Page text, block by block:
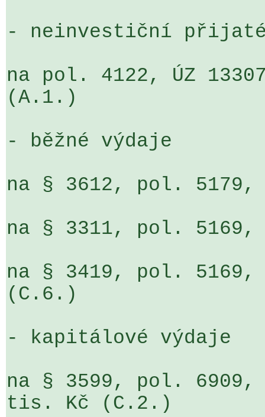
- neinvestiční
na pol. 4122, ÚZ
(A.1.)
- běžné výdaje
na § 3612, pol.
na § 3311, pol.
na § 3419, pol. 5169,
(C.6.)
- kapitálové výdaje
na § 3599, pol. 6909,
tis. Kč (C.2.)